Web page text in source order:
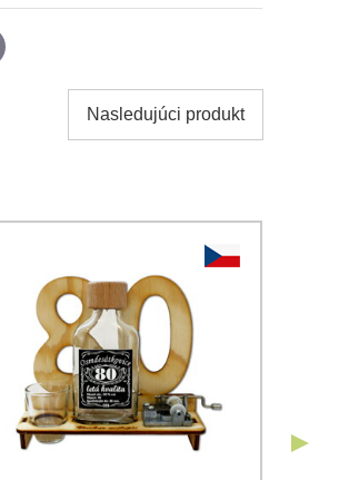
údajovspoločnosti Bomba s.r.o.
Odoslať
Odoslať
Nasledujúci produkt